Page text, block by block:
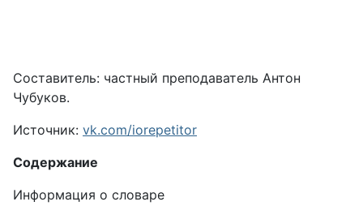
Составитель: частный преподаватель Антон
Чубуков.
Источник: vk.com/iorepetitor
Содержание
Информация о словаре